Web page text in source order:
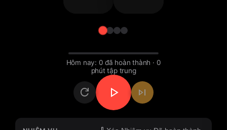
Bộ hẹn giờ
Hôm nay: 0 đã hoàn thành · 0
phút tập trung
refresh play_arrow skip_next